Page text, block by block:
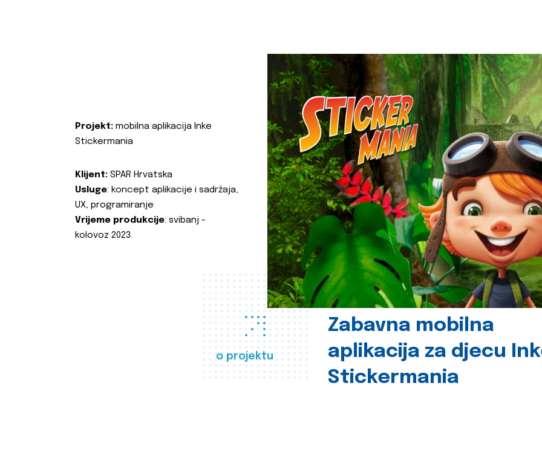
o projektu
Zabavna mobilna
aplikacija za djecu
Stickermania
Projekt: mobilna aplikacija Inke
Stickermania
Klijent: SPAR Hrvatska
Usluge: koncept aplikacije i sadržaja,
UX, programiranje
Vrijeme produkcije: svibanj -
kolovoz 2023.